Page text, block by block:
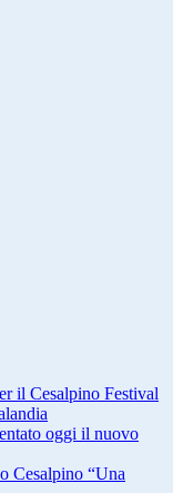
il Cesalpino Festival
oggi il nuovo
Cesalpino “Una